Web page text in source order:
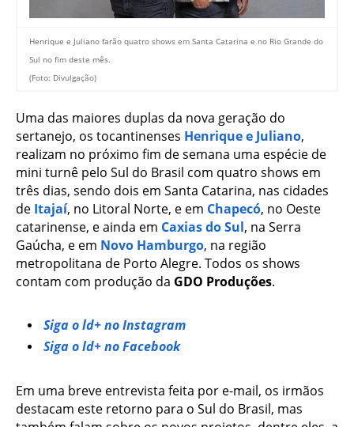
Henrique e Juliano farão quatro shows em Santa Catarina e no Rio Grande do
Sul no fim deste mês.
(Foto: Divulgação)
Uma das maiores duplas da nova geração do
sertanejo, os tocantinenses Henrique e Juliano,
realizam no próximo fim de semana uma espécie de
mini turnê pelo Sul do Brasil com quatro shows em
três dias, sendo dois em Santa Catarina, nas cidades
de Itajaí, no Litoral Norte, e em Chapecó, no Oeste
catarinense, e ainda em Caxias do Sul, na Serra
Gaúcha, e em Novo Hamburgo, na região
metropolitana de Porto Alegre. Todos os shows
contam com produção da GDO Produções.
Siga o ld+ no Instagram
Siga o ld+ no Facebook
Em uma breve entrevista feita por e-mail, os irmãos
destacam este retorno para o Sul do Brasil, mas